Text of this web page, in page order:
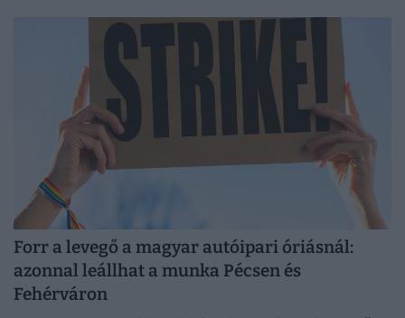
Forr a levegő a magyar autóipari óriásnál:
azonnal leállhat a munka Pécsen és
Fehérváron